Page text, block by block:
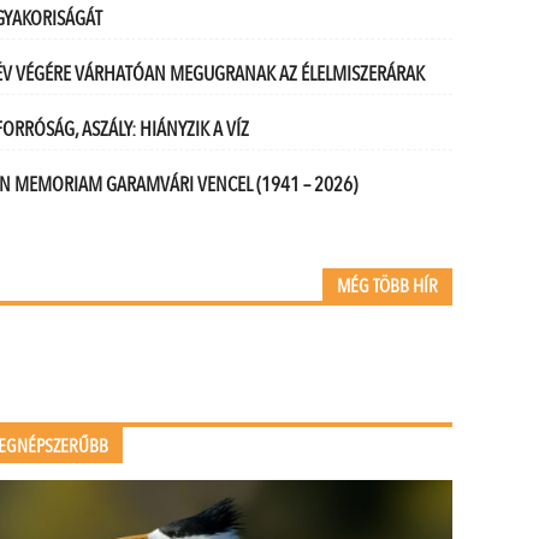
VÉGÉRE VÁRHATÓAN MEGUGRANAK AZ ÉLELMISZERÁRAK
ASZÁLY: HIÁNYZIK A VÍZ
MEMORIAM GARAMVÁRI VENCEL (1941 – 2026)
MÉG TÖBB HÍR